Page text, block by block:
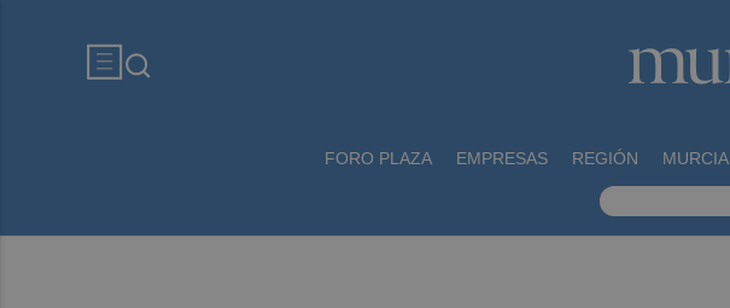
FORO PLAZA EMPRESAS REGIÓN MURCIA